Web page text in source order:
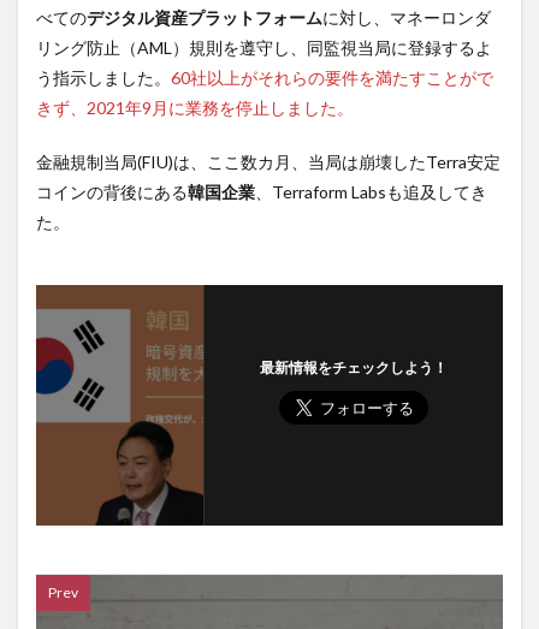
べてのデジタル資産プラットフォームに対し、マネーロンダ
リング防止（AML）規則を遵守し、同監視当局に登録するよ
う指示しました。 60社以上がそれらの要件を満たすことがで
きず、2021年9月に業務を停止しました。
金融規制当局(FIU)は、ここ数カ月、当局は崩壊したTerra安定
コインの背後にある韓国企業 、Terraform Labsも追及してき
た。
最新情報をチェックしよう！
Prev